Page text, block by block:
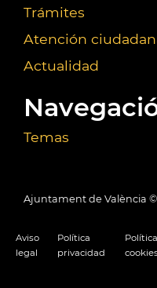
Trámites
Atención
Actualidad
Temas
Ajuntament de València ©
Aviso
legal
Política
privacidad